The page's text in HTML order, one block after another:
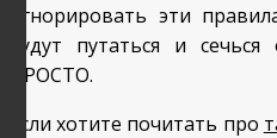
игнорировать эти
будут путаться и
ПРОСТО.
Если хотите почитать про